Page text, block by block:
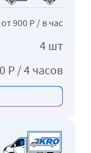
от 900 Р / в час
4 шт
Р / 4 часов